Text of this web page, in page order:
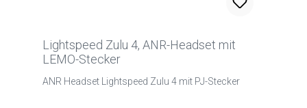
Lightspeed Zulu 4, ANR-Headset mit
LEMO-Stecker
ANR Headset Lightspeed Zulu 4 mit PJ-Stecker